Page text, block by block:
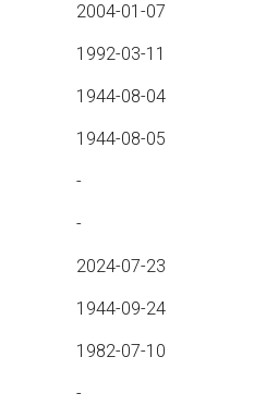
2004-01-07
1992-03-11
1944-08-04
1944-08-05
-
-
2024-07-23
1944-09-24
1982-07-10
-